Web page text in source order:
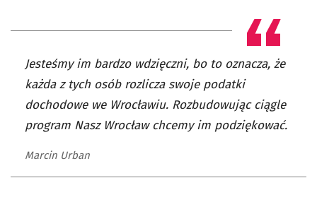
Jesteśmy im bardzo wdzięczni, bo to oznacza, że
każda z tych osób rozlicza swoje podatki
dochodowe we Wrocławiu. Rozbudowując ciągle
program Nasz Wrocław chcemy im podziękować.
Marcin Urban